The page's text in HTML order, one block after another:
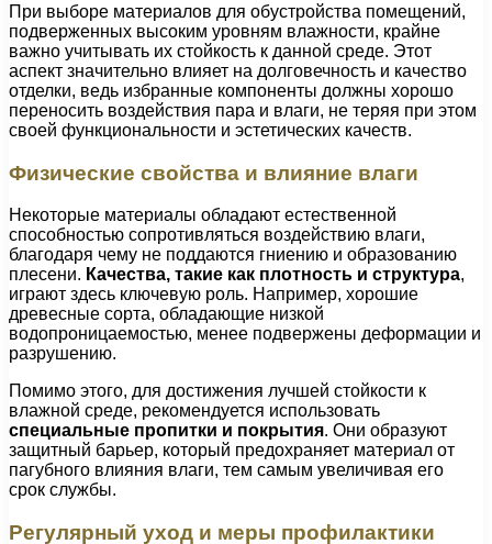
При выборе материалов для обустройства помещений,
подверженных высоким уровням влажности, крайне
важно учитывать их стойкость к данной среде. Этот
аспект значительно влияет на долговечность и качество
отделки, ведь избранные компоненты должны хорошо
переносить воздействия пара и влаги, не теряя при этом
своей функциональности и эстетических качеств.
Физические свойства и влияние влаги
Некоторые материалы обладают естественной
способностью сопротивляться воздействию влаги,
благодаря чему не поддаются гниению и образованию
плесени. Качества, такие как плотность и структура,
играют здесь ключевую роль. Например, хорошие
древесные сорта, обладающие низкой
водопроницаемостью, менее подвержены деформации и
разрушению.
Помимо этого, для достижения лучшей стойкости к
влажной среде, рекомендуется использовать
специальные пропитки и покрытия. Они образуют
защитный барьер, который предохраняет материал от
пагубного влияния влаги, тем самым увеличивая его
срок службы.
Регулярный уход и меры профилактики